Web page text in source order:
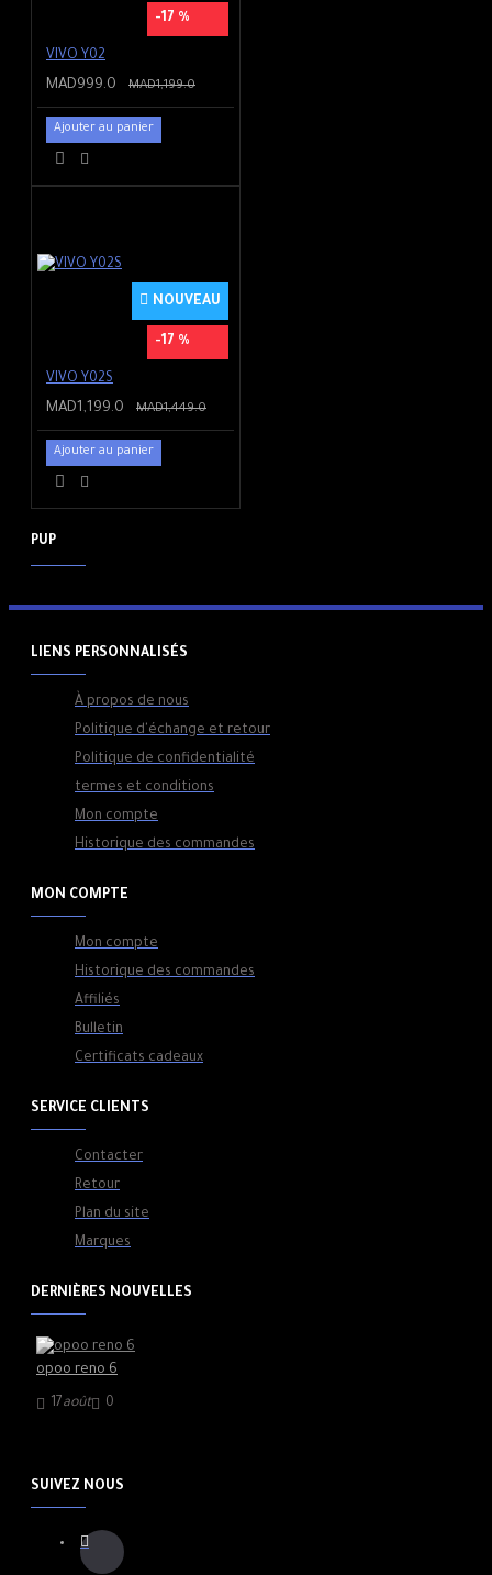
-17 %
VIVO Y02
MAD999.0 MAD1,199.0
Ajouter au panier
NOUVEAU
-17 %
VIVO Y02S
MAD1,199.0 MAD1,449.0
Ajouter au panier
PUP
LIENS PERSONNALISÉS
À propos de nous
Politique d'échange et retour
Politique de confidentialité
termes et conditions
Mon compte
Historique des commandes
MON COMPTE
Mon compte
Historique des commandes
Affiliés
Bulletin
Certificats cadeaux
SERVICE CLIENTS
Contacter
Retour
Plan du site
Marques
DERNIÈRES NOUVELLES
opoo reno 6
17 août 0
SUIVEZ NOUS